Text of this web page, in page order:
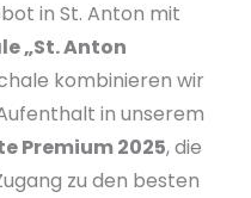
in St. Anton mit
„St. Anton
kombinieren wir
in unserem
Premium 2025, die
zu den besten